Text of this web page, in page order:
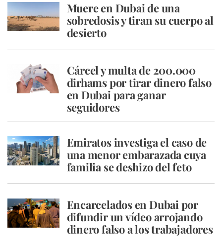
Muere en Dubai de una
sobredosis y tiran su cuerpo al
desierto
Cárcel y multa de 200.000
dirhams por tirar dinero falso
en Dubai para ganar
seguidores
Emiratos investiga el caso de
una menor embarazada cuya
familia se deshizo del feto
Encarcelados en Dubai por
difundir un vídeo arrojando
dinero falso a los trabajadores